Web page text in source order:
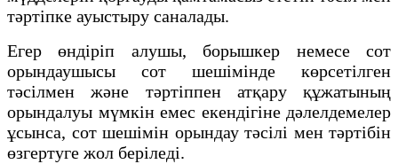
тәртіпке ауыстыру саналады.
Егер өндіріп алушы, борышкер немесе сот
орындаушысы сот шешімінде көрсетілген
тәсілмен және тәртіппен атқару құжатының
орындалуы мүмкін емес екендігіне дәлелдемелер
ұсынса, сот шешімін орындау тәсілі мен тәртібін
өзгертуге жол беріледі.